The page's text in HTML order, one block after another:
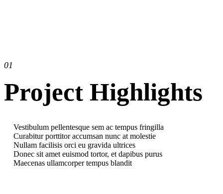
01
Project Highlights
Vestibulum pellentesque sem ac tempus fringilla
Curabitur porttitor accumsan nunc at molestie
Nullam facilisis orci eu gravida ultrices
Donec sit amet euismod tortor, et dapibus purus
Maecenas ullamcorper tempus blandit